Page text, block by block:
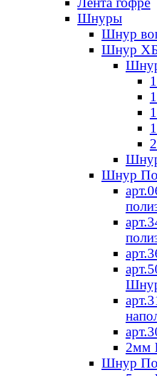
Шнуры
Шнур
Шнур
Шнур
2мм
Шнур